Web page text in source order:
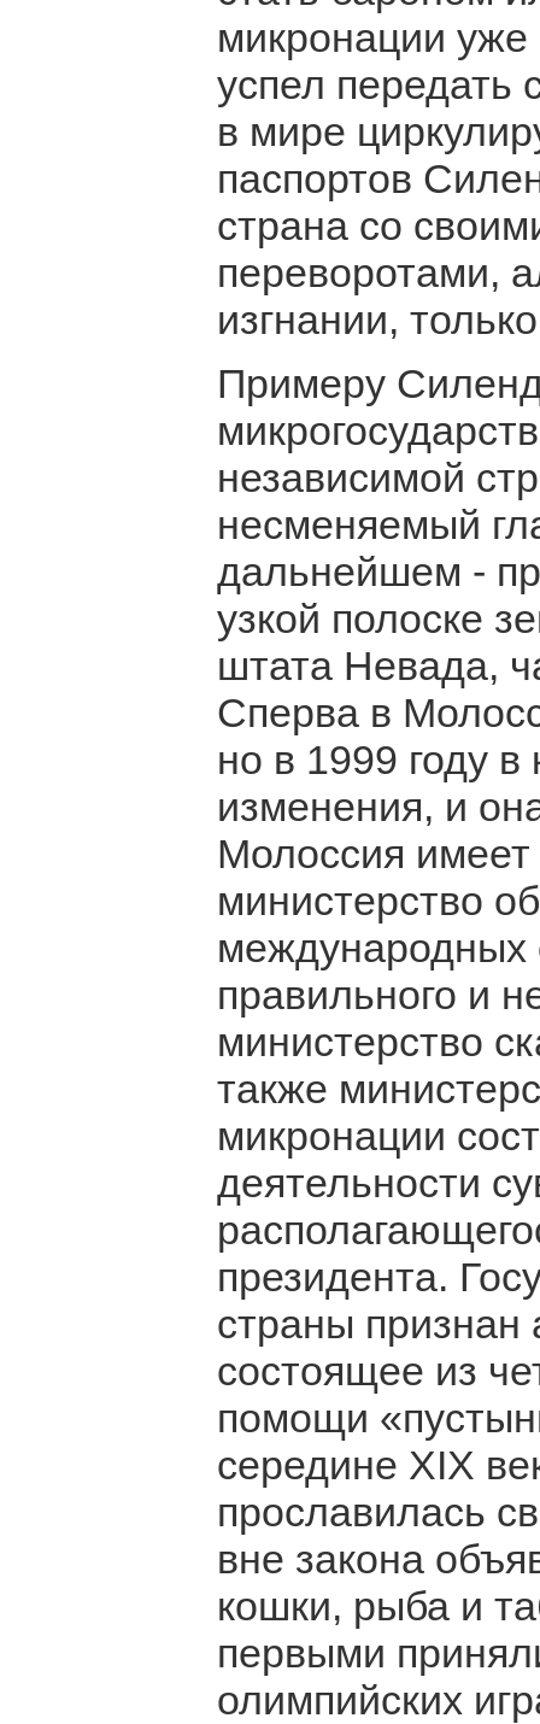
микронации уже
успел передать
в мире
паспортов
страна со
переворотами,
изгнании,
Примеру
независимой
несменяемый
дальнейшем -
узкой полоске
штата Невада,
Сперва в
но в 1999 году
изменения, и
Молоссия имеет
министерство
международных
правильного и
министерство
также
микронации
деятельности
президента.
страны признан
состоящее из
помощи
середине XIX
прославилась
вне закона
кошки, рыба и
первыми
олимпийских